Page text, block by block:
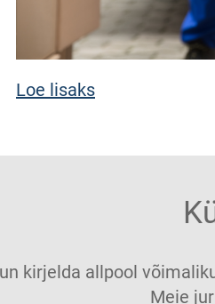
Loe lisaks
kirjelda allpool
Meie